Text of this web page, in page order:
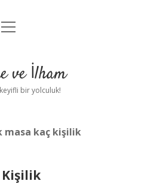
Uyarı
menüyü
ve İlham
bir yolculuk!
masa kaç kişilik
Kişilik